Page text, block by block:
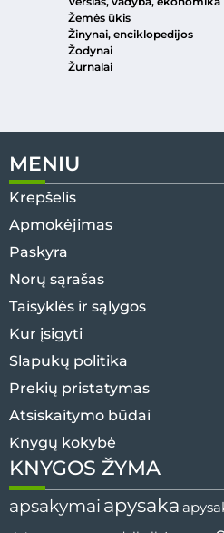
Žemės ūkis
Žinynai, enciklopedijos
Žodynai
Žurnalai
MENIU
Krepšelis
Apmokėjimas
Paskyra
Norų sąrašas
Taisyklės ir sąlygos
Kur įsigyti
Slapukų politika
Prekių pristatymas
Atsiskaitymo būdai
Knygų kokybė
KNYGOS ŽYMA
apsakymai apysaka